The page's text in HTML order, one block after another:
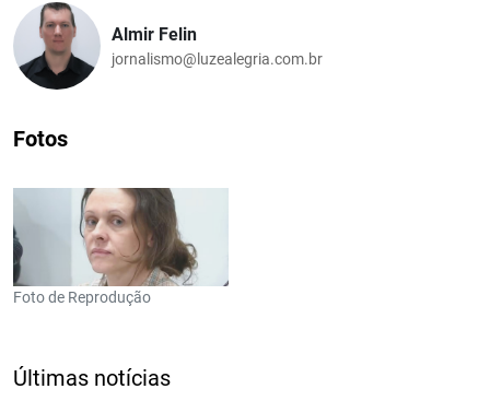
Almir Felin
jornalismo@luzealegria.com.br
Fotos
Foto de Reprodução
Últimas notícias